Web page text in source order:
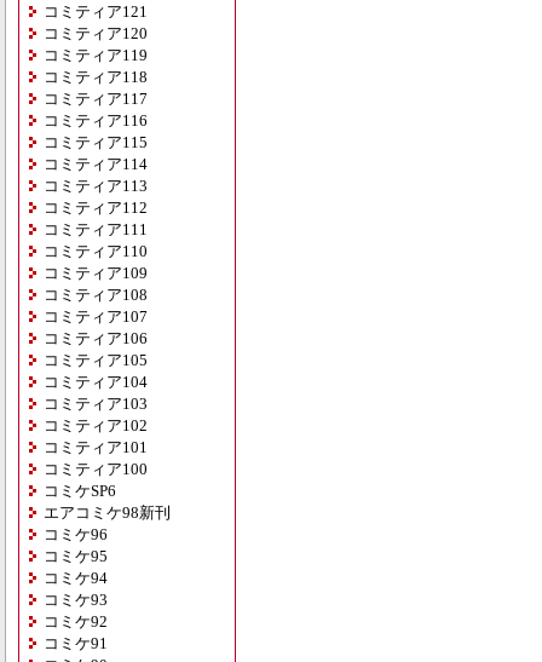
コミティア121
コミティア120
コミティア119
コミティア118
コミティア117
コミティア116
コミティア115
コミティア114
コミティア113
コミティア112
コミティア111
コミティア110
コミティア109
コミティア108
コミティア107
コミティア106
コミティア105
コミティア104
コミティア103
コミティア102
コミティア101
コミティア100
コミケSP6
エアコミケ98新刊
コミケ96
コミケ95
コミケ94
コミケ93
コミケ92
コミケ91